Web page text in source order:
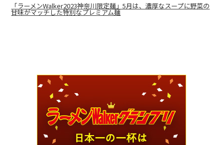
「ラーメンWalker2023神奈川限定麺」5月は、濃厚なスープに野菜の
甘味がマッチした特別なプレミアム麺